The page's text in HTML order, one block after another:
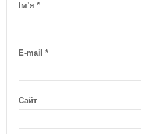
Ім’я *
E-mail *
Сайт